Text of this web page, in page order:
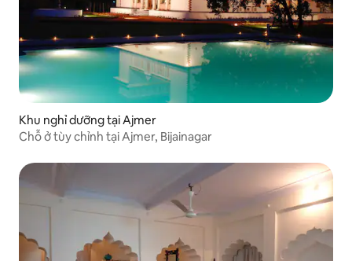
Khu nghỉ dưỡng tại Ajmer
Chỗ ở tùy chỉnh tại Ajmer, Bijainagar